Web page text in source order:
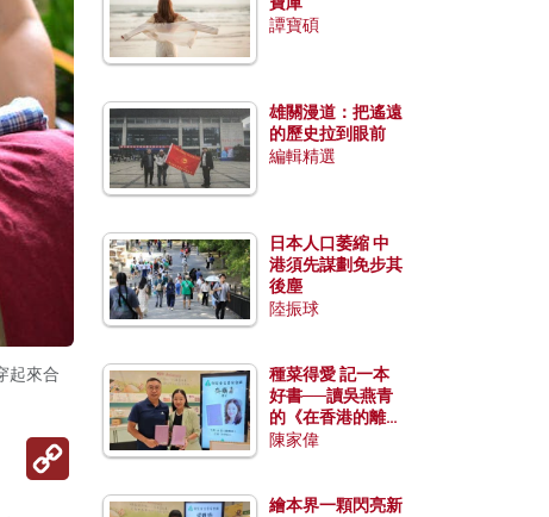
起來合
Copy
譚寶碩
雄關漫道：把遙遠
的歷史拉到眼前
編輯精選
日本人口萎縮 中
港須先謀劃免步其
後塵
陸振球
種菜得愛 記一本
好書──讀吳燕青
的《在香港的離島
種菜》
陳家偉
繪本界一顆閃亮新